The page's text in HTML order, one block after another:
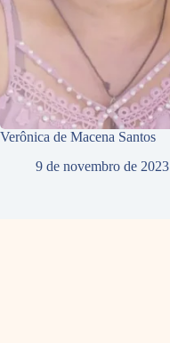
Verônica de Macena Santos
9 de novembro de 2023